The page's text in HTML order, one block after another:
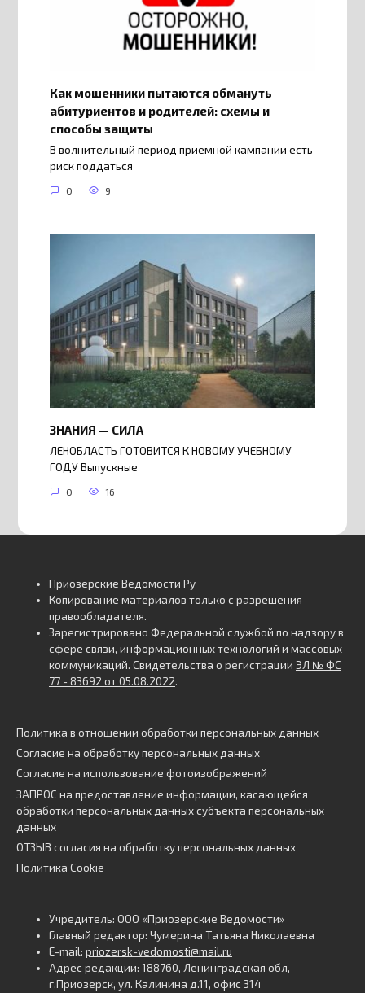
Как мошенники пытаются обмануть
абитуриентов и родителей: схемы и
способы защиты
В волнительный период приемной кампании есть
риск поддаться
0 9
ЗНАНИЯ — СИЛА
ЛЕНОБЛАСТЬ ГОТОВИТСЯ К НОВОМУ УЧЕБНОМУ
ГОДУ Выпускные
0 16
Приозерские Ведомости Ру
Копирование материалов только с разрешения
правообладателя.
Зарегистрировано Федеральной службой по надзору в
сфере связи, информационных технологий и массовых
коммуникаций. Свидетельства о регистрации ЭЛ № ФС
77 - 83692 от 05.08.2022.
Политика в отношении обработки персональных данных
Согласие на обработку персональных данных
Согласие на использование фотоизображений
ЗАПРОС на предоставление информации, касающейся
обработки персональных данных субъекта персональных
данных
ОТЗЫВ согласия на обработку персональных данных
Политика Cookie
Учредитель: ООО «Приозерские Ведомости»
Главный редактор: Чумерина Татьяна Николаевна
E-mail: priozersk-vedomosti@mail.ru
Адрес редакции: 188760, Ленинградская обл,
г.Приозерск, ул. Калинина д.11, офис 314